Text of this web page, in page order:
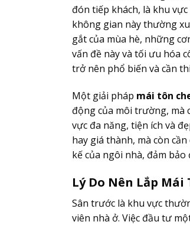
đón tiếp khách, là khu
không gian này thường
gắt của mùa hè, những
vấn đề này và tối ưu hóa
trở nên phổ biến và cần
Một giải pháp mái tôn
động của môi trường, mà
vực đa năng, tiện ích và
hay giá thành, mà còn
kế của ngôi nhà, đảm
Lý Do Nên Lắp Mái
Sân trước là khu vực
viên nhà ở. Việc đầu tư